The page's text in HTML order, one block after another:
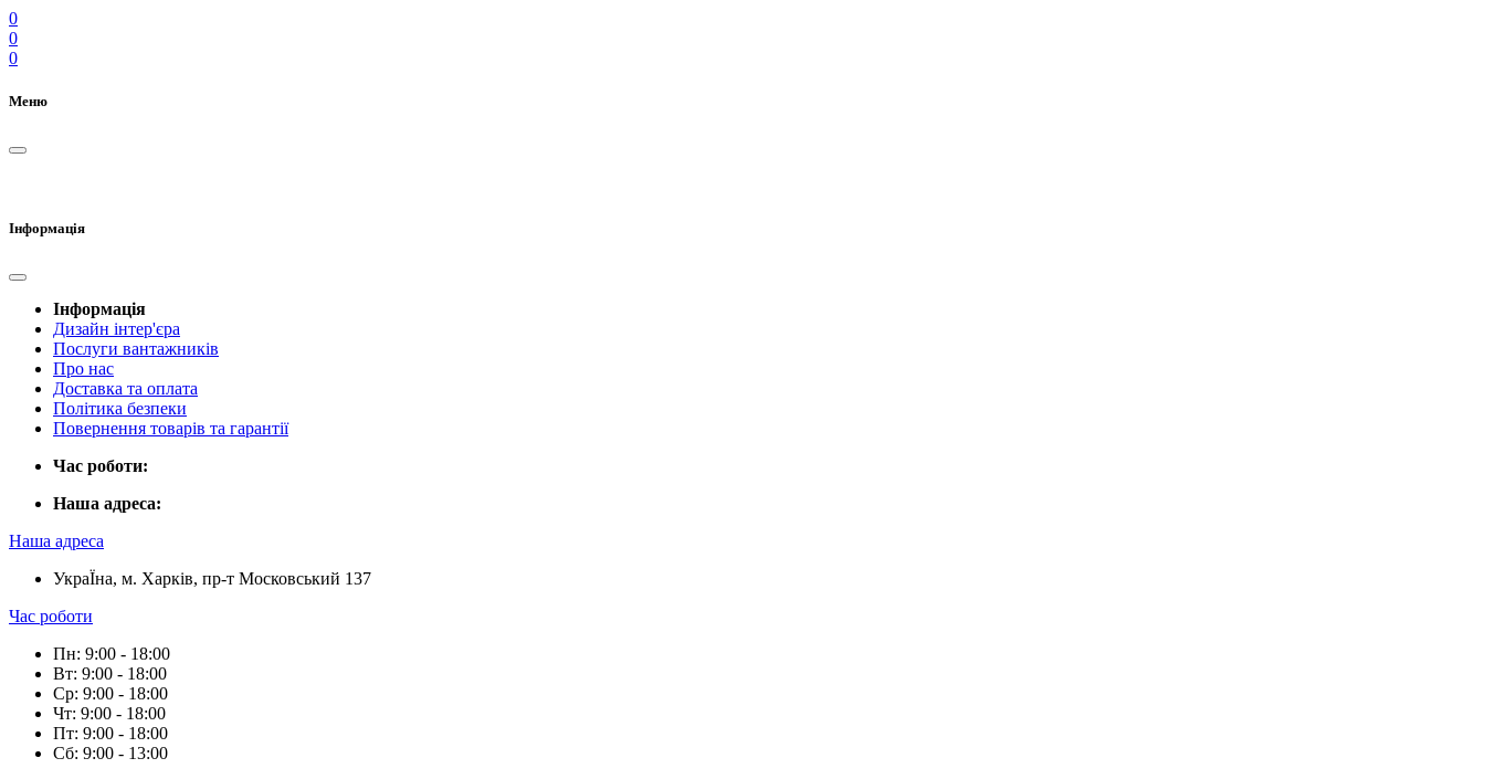
0
0
0
Меню
Інформація
Інформація
Дизайн інтер'єра
Послуги вантажників
Про нас
Доставка та оплата
Політика безпеки
Повернення товарів та гарантії
Час роботи:
Наша адреса:
Наша адреса
УкраЇна, м. Харків, пр-т Московський 137
Час роботи
Пн: 9:00 - 18:00
Вт: 9:00 - 18:00
Ср: 9:00 - 18:00
Чт: 9:00 - 18:00
Пт: 9:00 - 18:00
Сб: 9:00 - 13:00